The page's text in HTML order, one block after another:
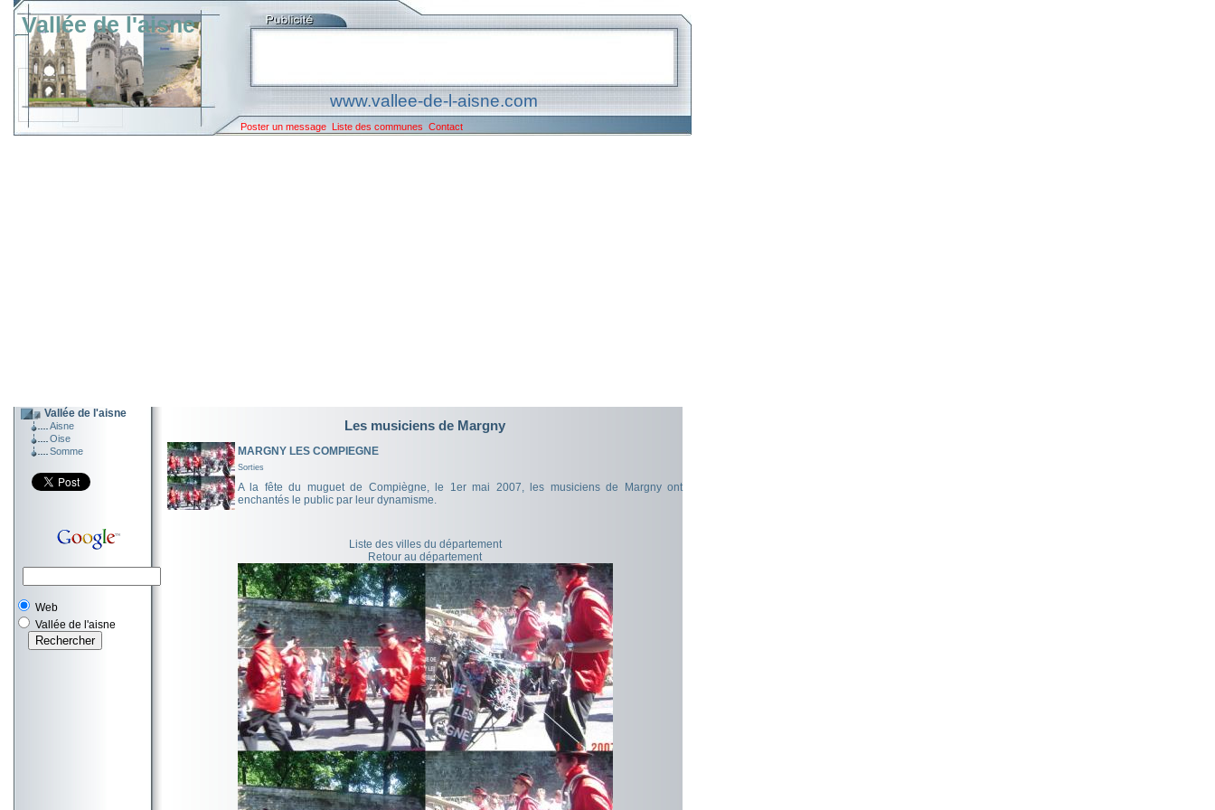
Vallée de l'aisne
www.vallee-de-l-aisne.com
Poster un message Liste des communes Contact
Vallée de l'aisne
Aisne
Oise
Somme
Web
Vallée de l'aisne
Les musiciens de Margny
MARGNY LES COMPIEGNE
Sorties
A la fête du muguet de Compiègne, le 1er mai 2007, les musiciens de Margny ont
enchantés le public par leur dynamisme.
Liste des villes du département
Retour au département